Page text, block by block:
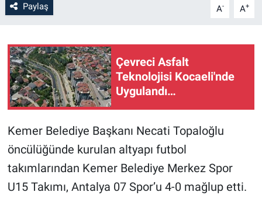
Paylaş A- A+
Çevreci Asfalt
Teknolojisi Kocaeli'nde
Uygulandı…
Kemer Belediye Başkanı Necati Topaloğlu
öncülüğünde kurulan altyapı futbol
takımlarından Kemer Belediye Merkez Spor
U15 Takımı, Antalya 07 Spor’u 4-0 mağlup etti.